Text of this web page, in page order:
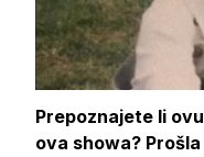
Prepoznajete li
ova showa?